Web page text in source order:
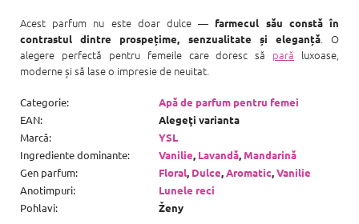
Acest parfum nu este doar dulce — farmecul său constă în
contrastul dintre prospețime, senzualitate și eleganță. O
alegere perfectă pentru femeile care doresc să pară luxoase,
moderne și să lase o impresie de neuitat.
Categorie:
Apă de parfum pentru femei
EAN:
Alegeţi varianta
Marcă:
YSL
Ingrediente dominante: Vanilie, Lavandă,Mandarină
Gen parfum: Floral, Dulce,Aromatic,Vanilie
Anotimpuri:
Lunele reci
Pohlavi: Ženy